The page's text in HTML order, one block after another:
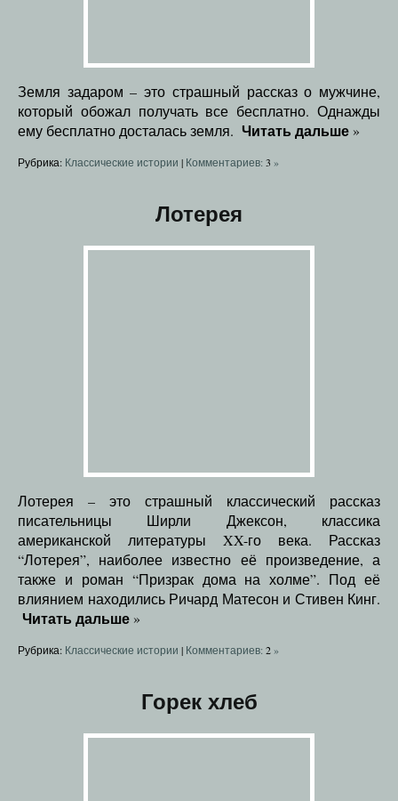
Земля задаром – это страшный рассказ о мужчине,
который обожал получать все бесплатно. Однажды
ему бесплатно досталась земля. Читать дальше »
Рубрика: Классические истории | Комментариев: 3 »
Лотерея
Лотерея – это страшный классический рассказ
писательницы Ширли Джексон, классика
американской литературы XX-го века. Рассказ
“Лотерея”, наиболее известно её произведение, а
также и роман “Призрак дома на холме”. Под её
влиянием находились Ричард Матесон и Стивен Кинг.
Читать дальше »
Рубрика: Классические истории | Комментариев: 2»
Горек хлеб